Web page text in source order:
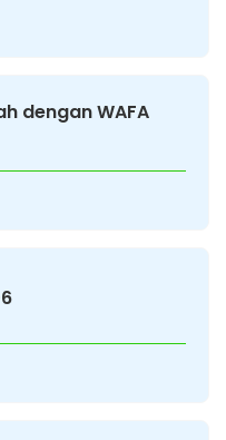
dengan WAFA